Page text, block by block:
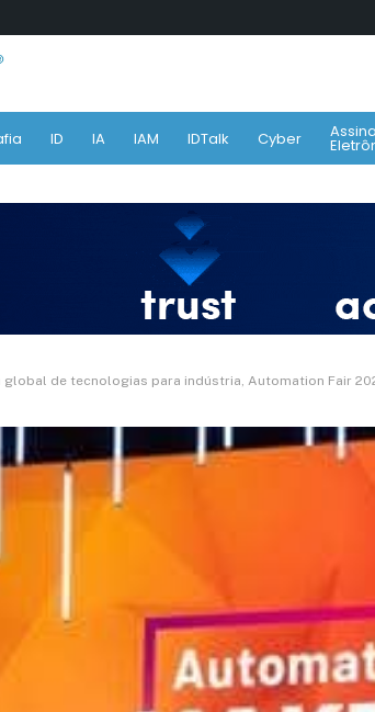
ID IA IAM IDTalk Cyber
global de tecnologias para indústria, Automation Fair